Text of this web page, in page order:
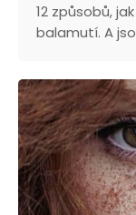
12 způsobů,
balamutí. A